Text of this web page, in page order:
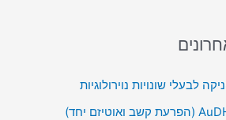
לבעלי שונויות נוירולוגיות